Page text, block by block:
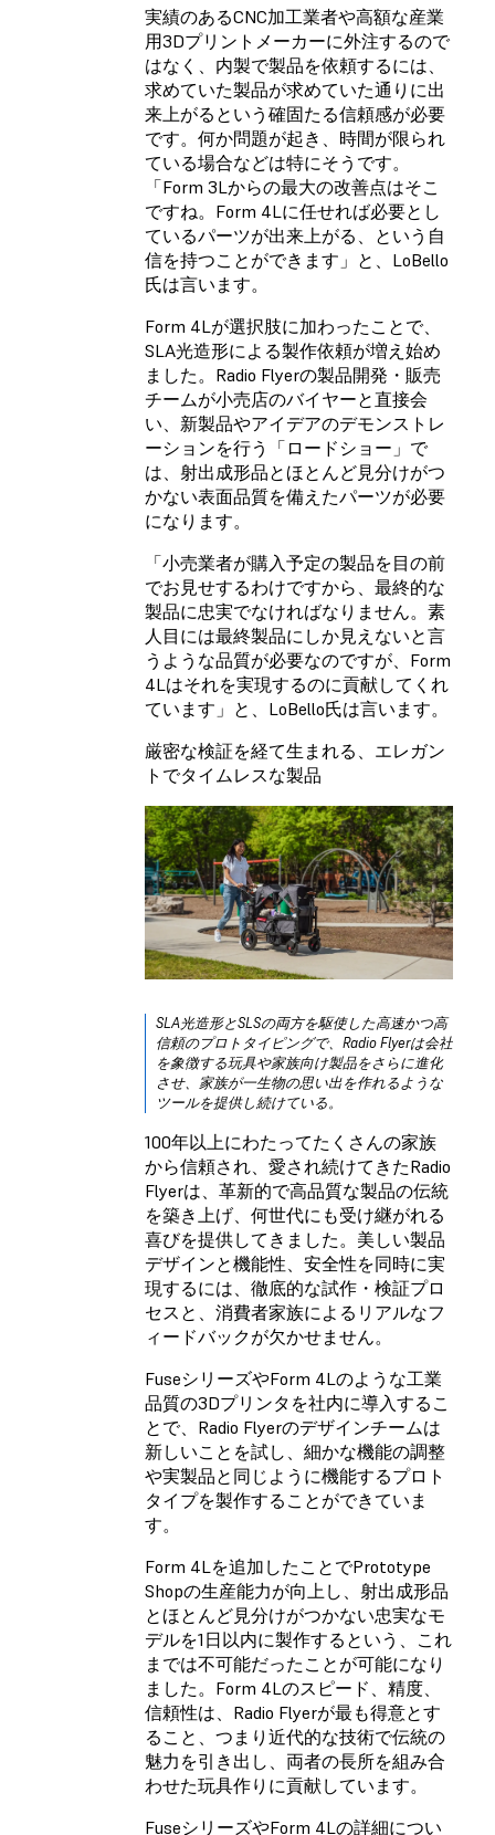
実績のあるCNC加工業者や高額な産業
用3Dプリントメーカーに外注するので
はなく、内製で製品を依頼するには、
求めていた製品が求めていた通りに出
来上がるという確固たる信頼感が必要
です。何か問題が起き、時間が限られ
ている場合などは特にそうです。
「Form 3Lからの最大の改善点はそこ
ですね。Form 4Lに任せれば必要とし
ているパーツが出来上がる、という自
信を持つことができます」と、LoBello
氏は言います。
Form 4Lが選択肢に加わったことで、
SLA光造形による製作依頼が増え始め
ました。Radio Flyerの製品開発・販売
チームが小売店のバイヤーと直接会
い、新製品やアイデアのデモンストレ
ーションを行う「ロードショー」で
は、射出成形品とほとんど見分けがつ
かない表面品質を備えたパーツが必要
になります。
「小売業者が購入予定の製品を目の前
でお見せするわけですから、最終的な
製品に忠実でなければなりません。素
人目には最終製品にしか見えないと言
うような品質が必要なのですが、Form
4Lはそれを実現するのに貢献してくれ
ています」と、LoBello氏は言います。
厳密な検証を経て生まれる、エレガン
トでタイムレスな製品
SLA光造形とSLSの両方を駆使した高速かつ高
信頼のプロトタイピングで、Radio Flyerは会社
を象徴する玩具や家族向け製品をさらに進化
させ、家族が一生物の思い出を作れるような
ツールを提供し続けている。
100年以上にわたってたくさんの家族
から信頼され、愛され続けてきたRadio
Flyerは、革新的で高品質な製品の伝統
を築き上げ、何世代にも受け継がれる
喜びを提供してきました。美しい製品
デザインと機能性、安全性を同時に実
現するには、徹底的な試作・検証プロ
セスと、消費者家族によるリアルなフ
ィードバックが欠かせません。
FuseシリーズやForm 4Lのような工業
品質の3Dプリンタを社内に導入するこ
とで、Radio Flyerのデザインチームは
新しいことを試し、細かな機能の調整
や実製品と同じように機能するプロト
タイプを製作することができていま
す。
Form 4Lを追加したことでPrototype
Shopの生産能力が向上し、射出成形品
とほとんど見分けがつかない忠実なモ
デルを1日以内に製作するという、これ
までは不可能だったことが可能になり
ました。Form 4Lのスピード、精度、
信頼性は、Radio Flyerが最も得意とす
ること、つまり近代的な技術で伝統の
魅力を引き出し、両者の長所を組み合
わせた玩具作りに貢献しています。
FuseシリーズやForm 4Lの詳細につい